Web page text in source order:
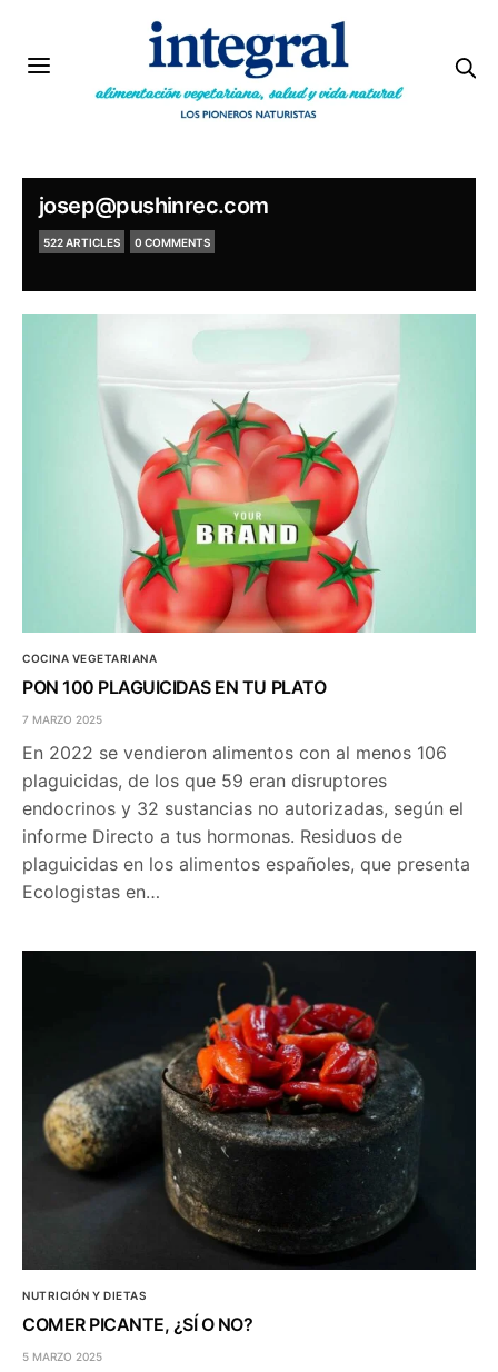
josep@pushinrec.com
522 ARTICLES 0 COMMENTS
COCINA VEGETARIANA
PON 100 PLAGUICIDAS EN TU PLATO
7 MARZO 2025
En 2022 se vendieron alimentos con al menos 106
plaguicidas, de los que 59 eran disruptores
endocrinos y 32 sustancias no autorizadas, según el
informe Directo a tus hormonas. Residuos de
plaguicidas en los alimentos españoles, que presenta
Ecologistas en…
NUTRICIÓN Y DIETAS
COMER PICANTE, ¿SÍ O NO?
5 MARZO 2025